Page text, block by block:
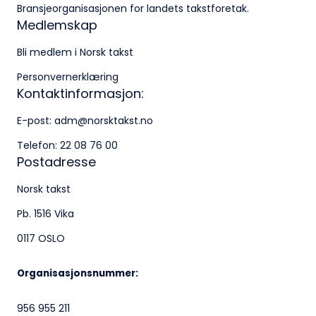
Klingenberggt. 7A, 0161 Oslo
Postadresse:
Pb. 1516 Vika, 0117 OSLO
Organisasjonsnummer:
956 955 211
Bransjeorganisasjonen for landets takstforetak.
Medlemskap
Bli medlem i Norsk takst
Personvernerklæring
Kontaktinformasjon:
E-post: adm@norsktakst.no
Telefon: 22 08 76 00
Postadresse
Norsk takst
Pb. 1516 Vika
0117 OSLO
Organisasjonsnummer:
956 955 211